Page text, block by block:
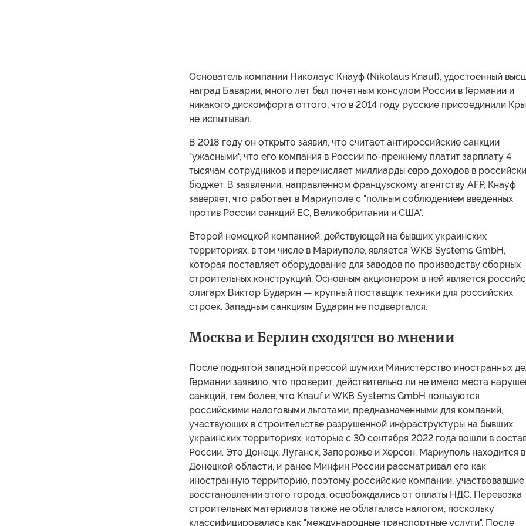
Основатель компании Николаус Кнауф (Nikolaus Knauf), удостоенный
наград Баварии, много лет был почетным консулом России в Германии и
никакого дискомфорта оттого, что в 2014 году русские присоединили
не испытывал.
В 2018 году он открыто заявил, что считает антироссийские санкции
"ужасными", что его компания в России по-прежнему платит зарплату 4
тысячам сотрудников и перечисляет миллиарды евро доходов в
бюджет. В заявлении, направленном французскому агентству AFP, Кнауф
заверяет, что работает в Мариуполе с "полным соблюдением введенных
против России санкций ЕС, Великобритании и США".
Второй немецкой компанией, действующей на бывших украинских
территориях, в том числе в Мариуполе, является WKB Systems GmbH,
которая поставляет оборудование для заводов по производству сборных
строительных конструкций. Основным акционером в ней является
олигарх Виктор Бударин — крупный поставщик техники для российских
строек. Западным санкциям Бударин не подвергался.
Москва и Берлин сходятся во мнении
После поднятой западной прессой шумихи Министерство иностранных
Германии заявило, что проверит, действительно ли не имело места
санкций, тем более, что Knauf и WKB Systems GmbH пользуются
российскими налоговыми льготами, предназначенными для компаний,
участвующих в строительстве разрушенной инфраструктуры на бывших
украинских территориях, которые с 30 сентября 2022 года вошли в
России. Это Донецк, Луганск, Запорожье и Херсон. Мариуполь находится в
Донецкой области, и ранее Минфин России рассматривал его как
иностранную территорию, поэтому российские компании, участвовавшие
восстановлении этого города, освобождались от оплаты НДС. Перевозка
строительных материалов также не облагалась налогом, поскольку
классифицировалась как "международные транспортные услуги". После